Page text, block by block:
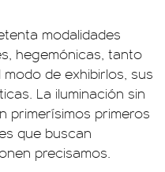
modalidades
hegemónicas, tanto
de exhibirlos, sus
La iluminación sin
primerísimos primeros
que buscan
precisamos.